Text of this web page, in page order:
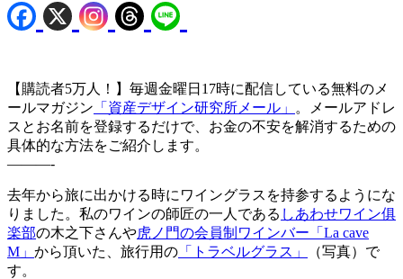
【購読者5万人！】毎週金曜日17時に配信している無料のメ
ールマガジン 「資産デザイン研究所メール」
。メールアドレ
スとお名前を登録するだけで、お金の不安を解消するための
具体的な方法をご紹介します。
———-
去年から旅に出かける時にワイングラスを持参するようにな
りました。私のワインの師匠の一人である しあわせワイン俱
楽部の木之下さんや虎ノ門の会員制ワインバー「La cave
M」 から頂いた、旅行用の 「トラベルグラス」
（写真）で
す。